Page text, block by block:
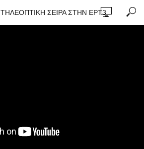
ΤΗΛΕΟΠΤΙΚΗ ΣΕΙΡΑ ΣΤΗΝ ΕΡΤ3